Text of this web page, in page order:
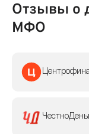
Отзывы о
МФО